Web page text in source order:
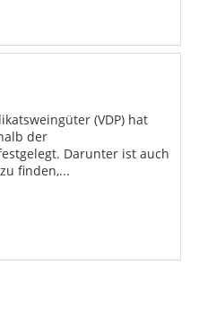
(VDP) hat
der
Darunter ist auch
finden,...